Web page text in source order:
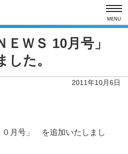
MENU
ＥＷＳ 10月号」
した。
2011年10月6日
０月号」 を追加いたしまし